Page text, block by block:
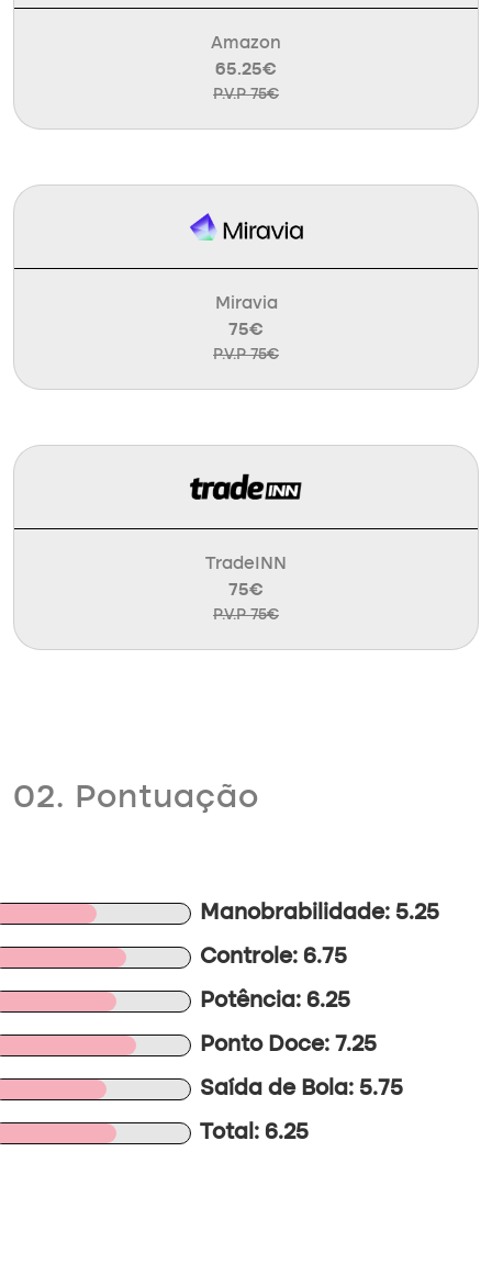
Amazon
65.25€
P.V.P 75€
Miravia
75€
P.V.P 75€
TradeINN
75€
P.V.P 75€
02. Pontuação
Manobrabilidade: 5.25
Controle: 6.75
Potência: 6.25
Ponto Doce: 7.25
Saída de Bola: 5.75
Total: 6.25